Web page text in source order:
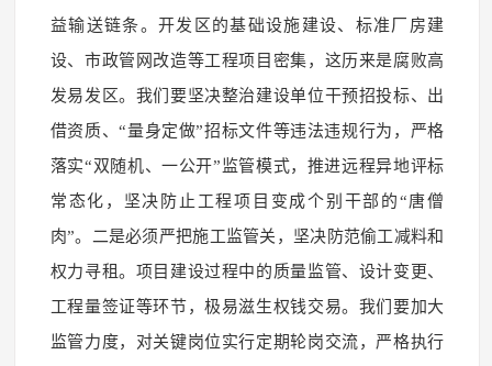
益输送链条。开发区的基础设施建设、标准厂房建
设、市政管网改造等工程项目密集，这历来是腐败高
发易发区。我们要坚决整治建设单位干预招投标、出
借资质、“量身定做”招标文件等违法违规行为，严格
落实“双随机、一公开”监管模式，推进远程异地评标
常态化，坚决防止工程项目变成个别干部的“唐僧
肉”。二是必须严把施工监管关，坚决防范偷工减料和
权力寻租。项目建设过程中的质量监管、设计变更、
工程量签证等环节，极易滋生权钱交易。我们要加大
监管力度，对关键岗位实行定期轮岗交流，严格执行